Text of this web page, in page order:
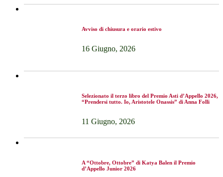
Avviso di chiusura e orario estivo
16 Giugno, 2026
Selezionato il terzo libro del Premio Asti d’Appello 2026,
“Prendersi tutto. Io, Aristotele Onassis” di Anna Folli
11 Giugno, 2026
A “Ottobre, Ottobre” di Katya Balen il Premio
d’Appello Junior 2026